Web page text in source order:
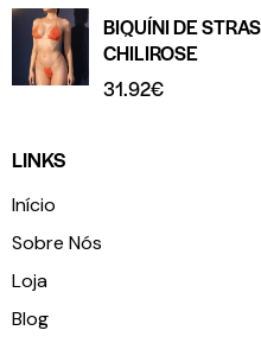
BIQUÍNI DE
CHILIROSE
31.92€
LINKS
Início
Sobre Nós
Loja
Blog